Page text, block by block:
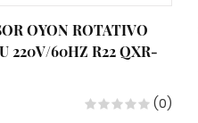
OYON ROTATIVO
220V/60HZ R22 QXR-
(0)